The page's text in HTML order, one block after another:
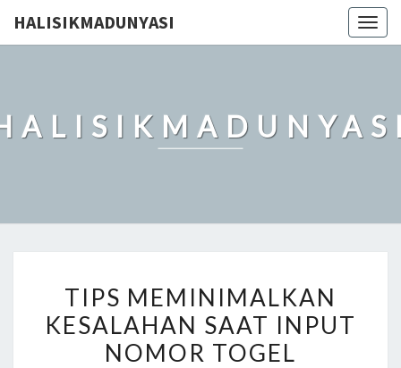
HALISIKMADUNYASI
MEMINIMALKAN
KESALAHAN
SAAT
TIPS MEMINIMALKAN
KESALAHAN SAAT INPUT
NOMOR TOGEL